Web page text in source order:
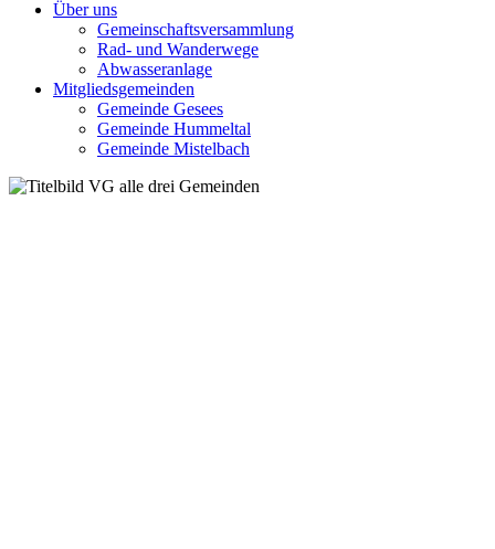
Über uns
Gemeinschaftsversammlung
Rad- und Wanderwege
Abwasseranlage
Mitgliedsgemeinden
Gemeinde Gesees
Gemeinde Hummeltal
Gemeinde Mistelbach